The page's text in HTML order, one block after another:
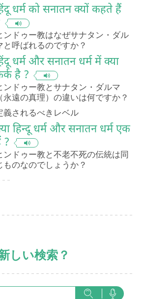
धर्म को सनातन क्यों कहते हैं
ンドゥー教はなぜサナタン・ダル
と呼ばれるのですか？
धर्म और सनातन धर्म में क्या
है ?
ンドゥー教とサナタン・ダルマ
（永遠の真理）の違いは何ですか？
義されるべきレベル
हिन्दू धर्म और सनातन धर्म एक
?
ンドゥー教と不老不死の伝統は同
ものなのでしょうか？
しい検索？